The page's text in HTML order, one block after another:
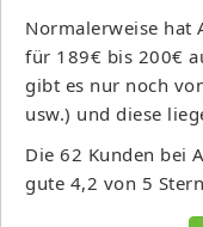
Normalerweise hat
für 189€ bis 200€
gibt es nur noch
usw.) und diese
Die 62 Kunden bei
gute 4,2 von 5